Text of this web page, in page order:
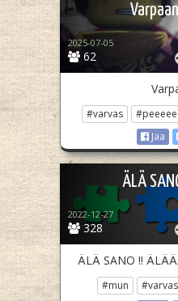
62
2025-07-05
#varvas
Jaa
ÄLÄ
328
2022-12-27
ÄLÄ SANO !!
#mun #varvas